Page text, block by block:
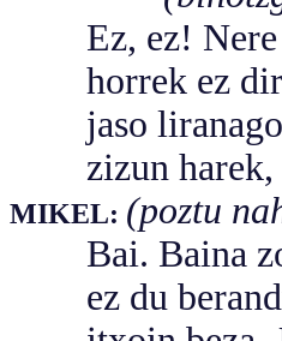
Ez, ez! Nere
horrek ez
jaso
zizun harek,
MIKEL: (poztu
Bai. Baina
ez du